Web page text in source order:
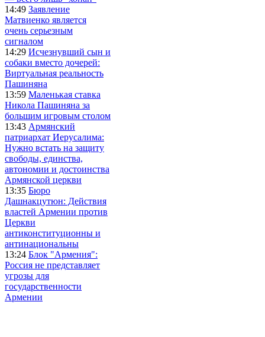
14:49 Заявление
Матвиенко является
очень серьезным
сигналом
14:29 Исчезнувший сын и
собаки вместо дочерей:
Виртуальная реальность
Пашиняна
13:59 Маленькая ставка
Никола Пашиняна за
большим игровым столом
13:43 Армянский
патриархат Иерусалима:
Нужно встать на защиту
свободы, единства,
автономии и достоинства
Армянской церкви
13:35 Бюро
Дашнакцутюн: Действия
властей Армении против
Церкви
антиконституционны и
антинациональны
13:24 Блок "Армения":
Россия не представляет
угрозы для
государственности
Армении